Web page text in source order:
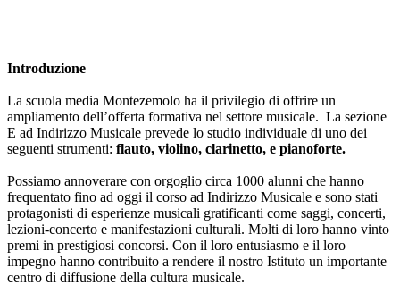
​Introduzione
La scuola media Montezemolo ha il privilegio di offrire un
ampliamento dell’offerta formativa nel settore musicale. La sezione
E ad Indirizzo Musicale prevede lo studio individuale di uno dei
seguenti strumenti: flauto, violino, clarinetto, e pianoforte.
Possiamo annoverare con orgoglio circa 1000 alunni che hanno
frequentato fino ad oggi il corso ad Indirizzo Musicale e sono stati
protagonisti di esperienze musicali gratificanti come saggi, concerti,
lezioni-concerto e manifestazioni culturali. Molti di loro hanno vinto
premi in prestigiosi concorsi. Con il loro entusiasmo e il loro
impegno hanno contribuito a rendere il nostro Istituto un importante
centro di diffusione della cultura musicale.